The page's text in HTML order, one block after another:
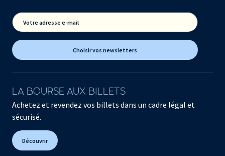
Votre adresse e-mail
Choisir vos newsletters
LA BOURSE AUX BILLETS
Achetez et revendez vos billets dans un cadre légal et
sécurisé.
Découvrir